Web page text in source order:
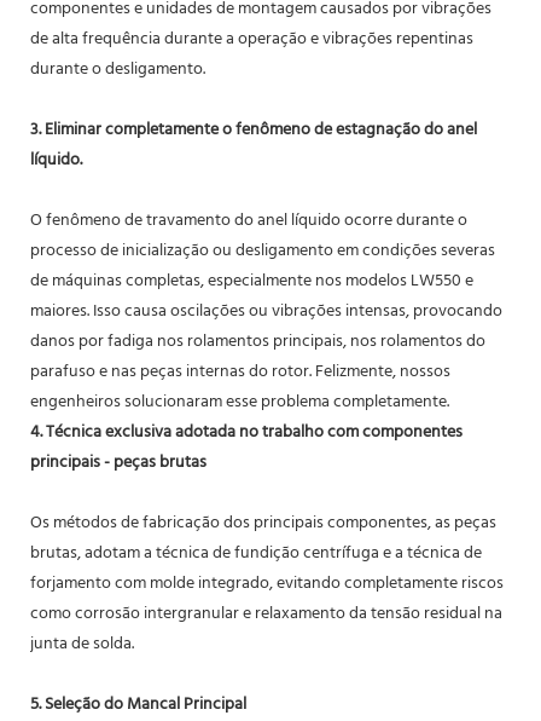
componentes e unidades de montagem causados ​​por vibrações
de alta frequência durante a operação e vibrações repentinas
durante o desligamento.
3. Eliminar completamente o fenômeno de estagnação do anel
líquido.
O fenômeno de travamento do anel líquido ocorre durante o
processo de inicialização ou desligamento em condições severas
de máquinas completas, especialmente nos modelos LW550 e
maiores. Isso causa oscilações ou vibrações intensas, provocando
danos por fadiga nos rolamentos principais, nos rolamentos do
parafuso e nas peças internas do rotor. Felizmente, nossos
engenheiros solucionaram esse problema completamente.
4. Técnica exclusiva adotada no trabalho com componentes
principais - peças brutas
Os métodos de fabricação dos principais componentes, as peças
brutas, adotam a técnica de fundição centrífuga e a técnica de
forjamento com molde integrado, evitando completamente riscos
como corrosão intergranular e relaxamento da tensão residual na
junta de solda.
5. Seleção do Mancal Principal